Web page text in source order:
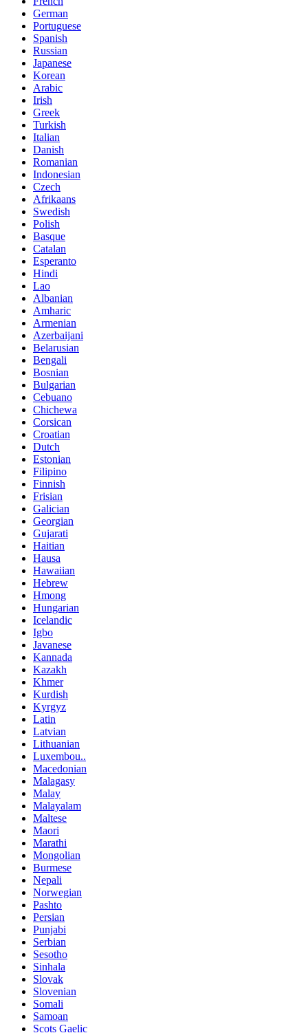
German
Portuguese
Spanish
Russian
Japanese
Korean
Arabic
Irish
Greek
Turkish
Italian
Danish
Romanian
Indonesian
Czech
Afrikaans
Swedish
Polish
Basque
Catalan
Esperanto
Hindi
Lao
Albanian
Amharic
Armenian
Azerbaijani
Belarusian
Bengali
Bosnian
Bulgarian
Cebuano
Chichewa
Corsican
Croatian
Dutch
Estonian
Filipino
Finnish
Frisian
Galician
Georgian
Gujarati
Haitian
Hausa
Hawaiian
Hebrew
Hmong
Hungarian
Icelandic
Igbo
Javanese
Kannada
Kazakh
Khmer
Kurdish
Kyrgyz
Latin
Latvian
Lithuanian
Luxembou..
Macedonian
Malagasy
Malay
Malayalam
Maltese
Maori
Marathi
Mongolian
Burmese
Nepali
Norwegian
Pashto
Persian
Punjabi
Serbian
Sesotho
Sinhala
Slovak
Slovenian
Somali
Samoan
Scots Gaelic